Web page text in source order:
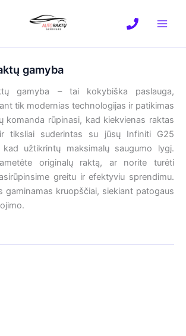
gamyba
gamyba – tai kokybiška paslauga,
tik modernias technologijas ir patikimas
komanda rūpinasi, kad kiekvienas raktas
tiksliai suderintas su jūsų Infiniti G25
kad užtikrintų maksimalų saugumo lygį.
originalų raktą, ar norite turėti
greitu ir efektyviu sprendimu.
gaminamas kruopščiai, siekiant patogaus